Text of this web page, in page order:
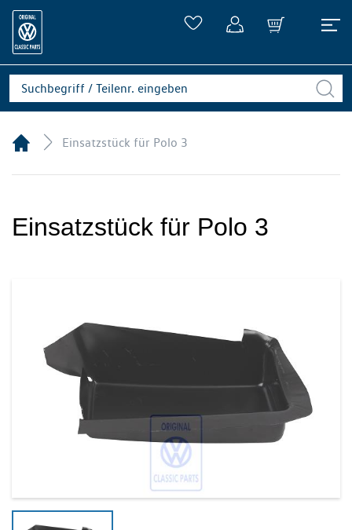
Einsatzstück für Polo 3
Einsatzstück für Polo 3